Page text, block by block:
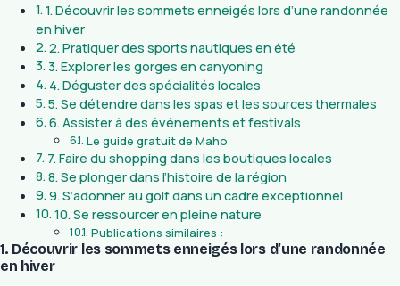
1. Découvrir les sommets enneigés lors d’une randonnée
en hiver
2. Pratiquer des sports nautiques en été
3. Explorer les gorges en canyoning
4. Déguster des spécialités locales
5. Se détendre dans les spas et les sources thermales
6. Assister à des événements et festivals
Le guide gratuit de Maho
7. Faire du shopping dans les boutiques locales
8. Se plonger dans l’histoire de la région
9. S’adonner au golf dans un cadre exceptionnel
10. Se ressourcer en pleine nature
Publications similaires :
1. Découvrir les sommets enneigés lors d’une randonnée
en hiver